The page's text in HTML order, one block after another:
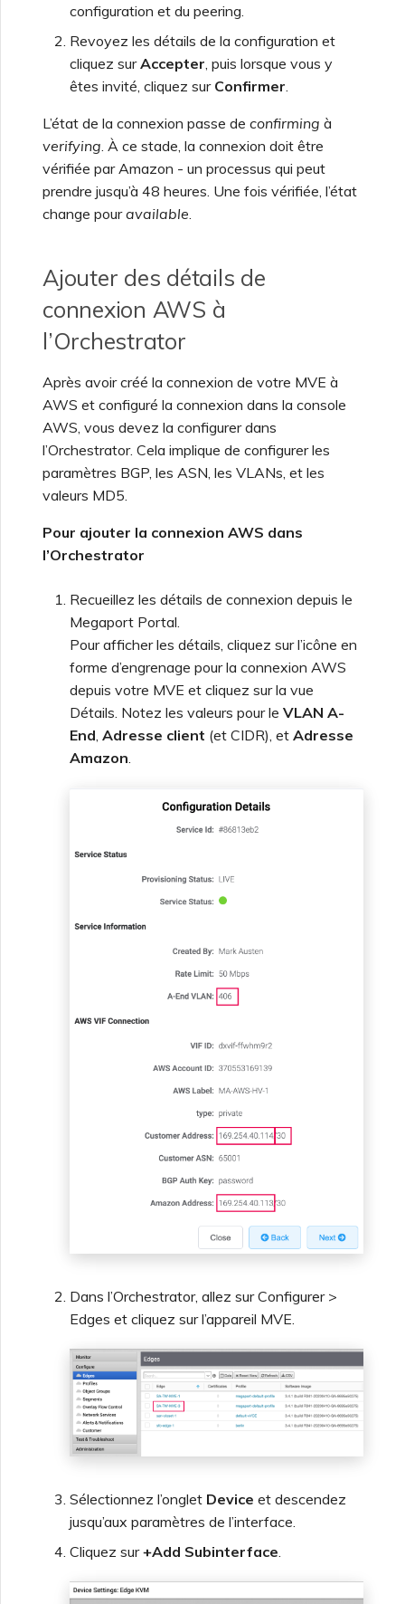
configuration et du peering.
Revoyez les détails de la configuration et
cliquez surAccepter , puis lorsque vous y
êtes invité, cliquez sur Confirmer
L’état de la connexion passe de confirming à
verifying . À ce stade, la connexion doit être
vérifiée par Amazon - un processus qui peut
prendre jusqu’à 48 heures. Une fois vérifiée, l’état
change pouravailable
Ajouter des détails de
connexion AWS à
l’Orchestrator
Après avoir créé la connexion de votre MVE à
AWS et configuré la connexion dans la console
AWS, vous devez la configurer dans
l’Orchestrator. Cela implique de configurer les
paramètres BGP, les ASN, les VLANs, et les
valeurs MD5.
Pour ajouter la connexion AWS dans
l’Orchestrator
Recueillez les détails de connexion depuis le
Megaport Portal.
Pour afficher les détails, cliquez sur l’icône en
forme d’engrenage pour la connexion AWS
depuis votre MVE et cliquez sur la vue
Détails. Notez les valeurs pour le VLAN A-
End Adresse client (et CIDR), et Adresse
Amazon
Dans l’Orchestrator, allez sur Configurer >
Edges et cliquez sur l’appareil MVE.
Sélectionnez l’onglet Device et descendez
jusqu’aux paramètres de l’interface.
Cliquez sur+Add Subinterface.